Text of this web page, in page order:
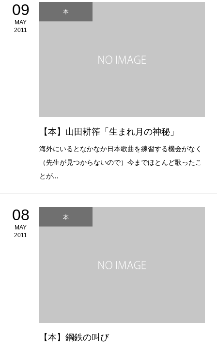
09
MAY
2011
本
【本】山田耕筰「生まれ月の神秘」
海外にいるとなかなか日本歌曲を練習する機会がなく
（先生が見つからないので）今までほとんど歌ったこ
とが...
08
MAY
2011
本
【本】鋼鉄の叫び